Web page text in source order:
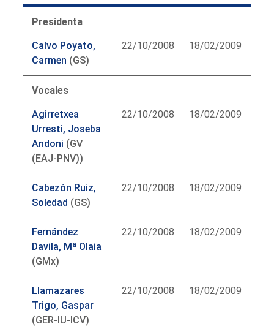
Presidenta
Calvo Poyato,
Carmen (GS)
22/10/2008 18/02/2009
Vocales
Agirretxea
Urresti, Joseba
Andoni (GV
(EAJ-PNV))
22/10/2008 18/02/2009
Cabezón Ruiz,
Soledad (GS)
22/10/2008 18/02/2009
Fernández
Davila, Mª Olaia
(GMx)
22/10/2008 18/02/2009
Llamazares
Trigo, Gaspar
(GER-IU-ICV)
22/10/2008 18/02/2009